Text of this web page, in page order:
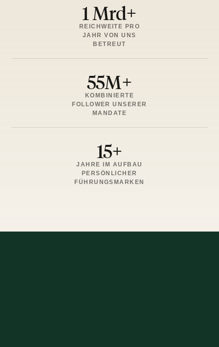
1 Mrd+
REICHWEITE PRO
JAHR VON UNS
BETREUT
55M+
KOMBINIERTE
FOLLOWER UNSERER
MANDATE
15+
JAHRE IM AUFBAU
PERSÖNLICHER
FÜHRUNGSMARKEN